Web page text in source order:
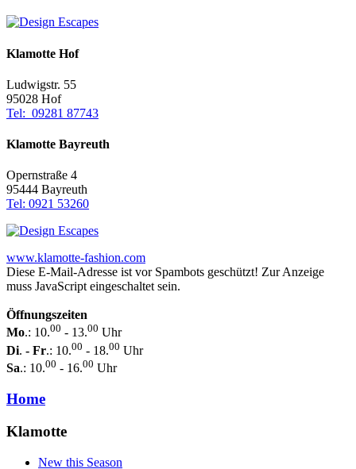
Klamotte Hof
Ludwigstr. 55
95028 Hof
Tel: 09281 87743
Klamotte Bayreuth
Opernstraße 4
95444 Bayreuth
Tel: 0921 53260
www.klamotte-fashion.com
Diese E-Mail-Adresse ist vor Spambots geschützt! Zur Anzeige
muss JavaScript eingeschaltet sein.
Öffnungszeiten
Mo.: 10.00 - 13.00 Uhr
Di. - Fr.: 10.00 - 18.00 Uhr
Sa.: 10.00 - 16.00 Uhr
Home
Klamotte
New this Season